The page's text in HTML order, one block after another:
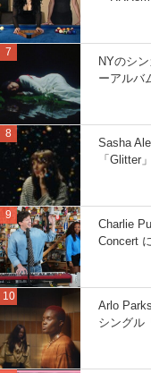
NYのシ
ーアルバ
Sasha
「Glitter
Charlie
Concert
Arlo
シングル